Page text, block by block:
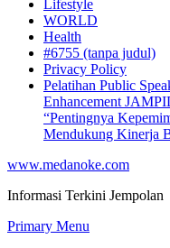
Lifestyle
WORLD
Health
#6755 (tanpa judul)
Privacy Policy
Pelatihan Public
Enhancement
“Pentingnya
Mendukung Kinerja
www.medanoke.com
Informasi Terkini Jempolan
Primary Menu